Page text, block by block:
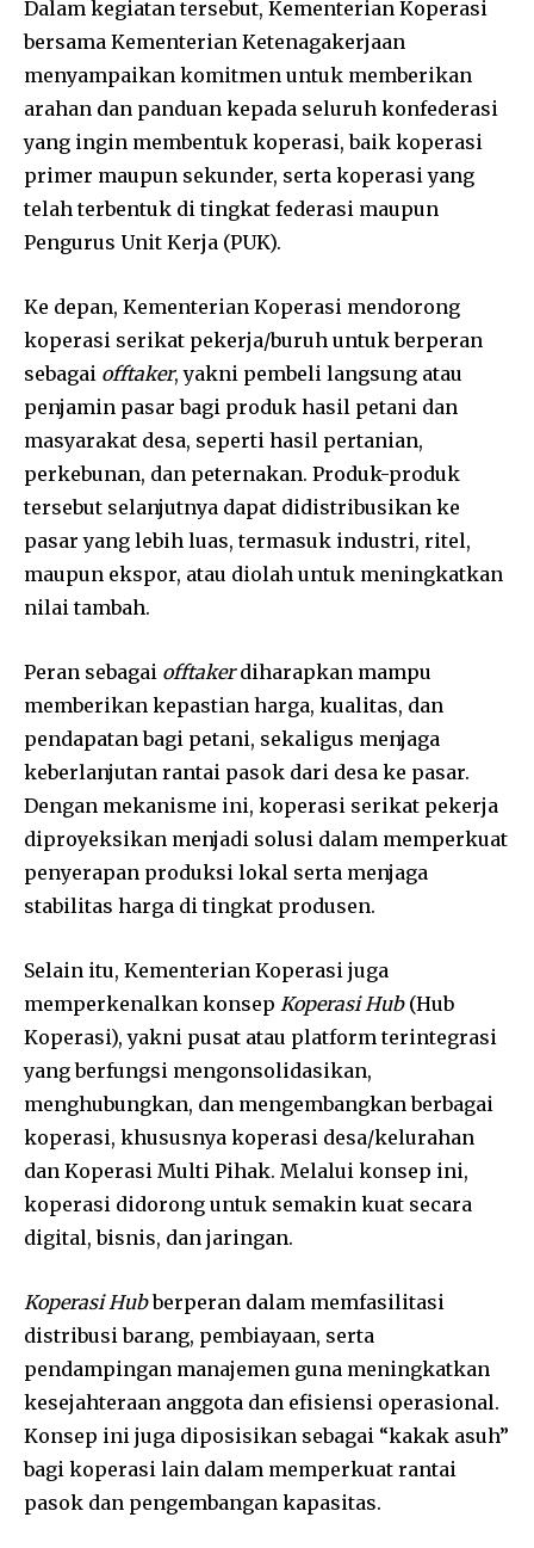
Dalam kegiatan tersebut, Kementerian Koperasi
bersama Kementerian Ketenagakerjaan
menyampaikan komitmen untuk memberikan
arahan dan panduan kepada seluruh konfederasi
yang ingin membentuk koperasi, baik koperasi
primer maupun sekunder, serta koperasi yang
telah terbentuk di tingkat federasi maupun
Pengurus Unit Kerja (PUK).
Ke depan, Kementerian Koperasi mendorong
koperasi serikat pekerja/buruh untuk berperan
sebagai offtaker, yakni pembeli langsung atau
penjamin pasar bagi produk hasil petani dan
masyarakat desa, seperti hasil pertanian,
perkebunan, dan peternakan. Produk-produk
tersebut selanjutnya dapat didistribusikan ke
pasar yang lebih luas, termasuk industri, ritel,
maupun ekspor, atau diolah untuk meningkatkan
nilai tambah.
Peran sebagai offtakerdiharapkan mampu
memberikan kepastian harga, kualitas, dan
pendapatan bagi petani, sekaligus menjaga
keberlanjutan rantai pasok dari desa ke pasar.
Dengan mekanisme ini, koperasi serikat pekerja
diproyeksikan menjadi solusi dalam memperkuat
penyerapan produksi lokal serta menjaga
stabilitas harga di tingkat produsen.
Selain itu, Kementerian Koperasi juga
memperkenalkan konsep Koperasi Hub(Hub
Koperasi), yakni pusat atau platform terintegrasi
yang berfungsi mengonsolidasikan,
menghubungkan, dan mengembangkan berbagai
koperasi, khususnya koperasi desa/kelurahan
dan Koperasi Multi Pihak. Melalui konsep ini,
koperasi didorong untuk semakin kuat secara
digital, bisnis, dan jaringan.
Koperasi Hubberperan dalam memfasilitasi
distribusi barang, pembiayaan, serta
pendampingan manajemen guna meningkatkan
kesejahteraan anggota dan efisiensi operasional.
Konsep ini juga diposisikan sebagai “kakak asuh”
bagi koperasi lain dalam memperkuat rantai
pasok dan pengembangan kapasitas.